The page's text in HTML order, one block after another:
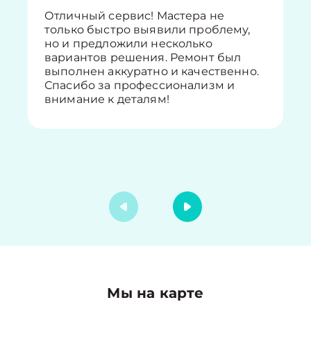
Отличный сервис! Мастера не
только быстро выявили проблему,
но и предложили несколько
вариантов решения. Ремонт был
выполнен аккуратно и качественно.
Спасибо за профессионализм и
внимание к деталям!
Мы на карте